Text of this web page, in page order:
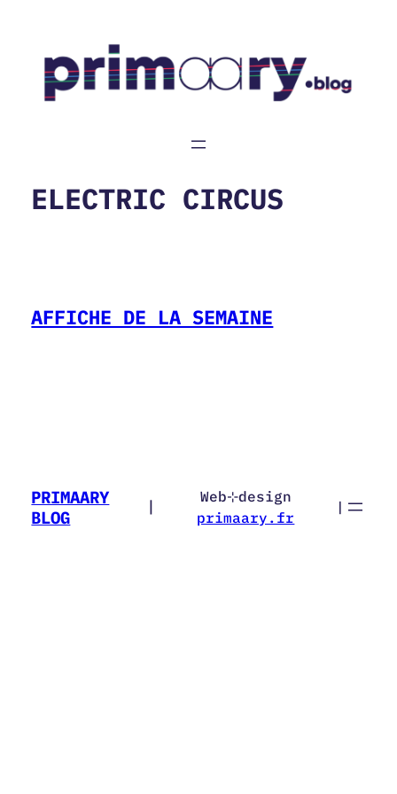
contenu
ELECTRIC CIRCUS
AFFICHE DE LA SEMAINE
PRIMAARY
BLOG
|
Web⊹design
primaary.fr
|